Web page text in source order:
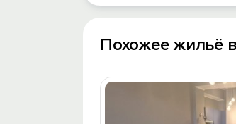
Похожее жильё